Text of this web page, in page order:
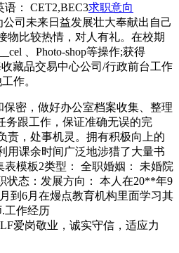
： CET2,BEC3求职意向
司未来日益发展壮大奉献出自己
物比较热情，对人有礼。在校期
、Photo-shop等操作;获得
藏品交易中心公司/行政前台工作
作。
密，做好办公室档案收集、整理
务跟工作，保证准确无误的完
责，处事机灵。拥有积极向上的
用课余时间广泛地涉猎了大量书
模板2类型： 全职婚姻： 未婚院
状态：发展方向： 本人在20**年9
到6月在熳点教育机构里面学习其
工作经历
爱岗敬业，诚实守信，适应力